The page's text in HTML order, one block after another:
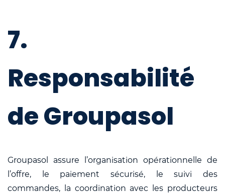
7.
Responsabilité
de Groupasol
Groupasol assure l’organisation opérationnelle de
l’offre, le paiement sécurisé, le suivi des
commandes, la coordination avec les producteurs